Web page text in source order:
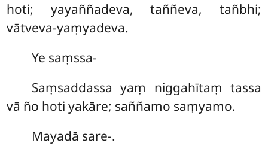
hoti; yayaññadeva, taññeva, tañbhi;
vātveva-yaṃyadeva.
Ye saṃssa-
Saṃsaddassa yaṃ niggahītaṃ tassa
vā ño hoti yakāre; saññamo saṃyamo.
Mayadā sare-.